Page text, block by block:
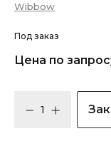
Wibbow
Под заказ
Цена по